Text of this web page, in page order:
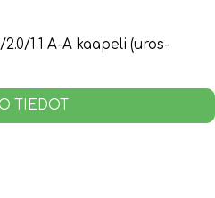
1.1 A-A kaapeli (uros-
TIEDOT